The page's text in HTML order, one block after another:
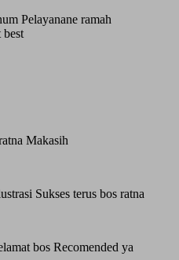
Pelayanane ramah
best
Makasih
Sukses terus bos ratna
bos Recomended ya